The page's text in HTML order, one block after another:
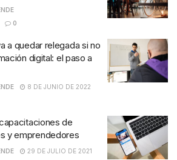
0
a quedar relegada si no
digital: el paso a
8 DE JUNIO DE 2022
de
y emprendedores
29 DE JULIO DE 2021